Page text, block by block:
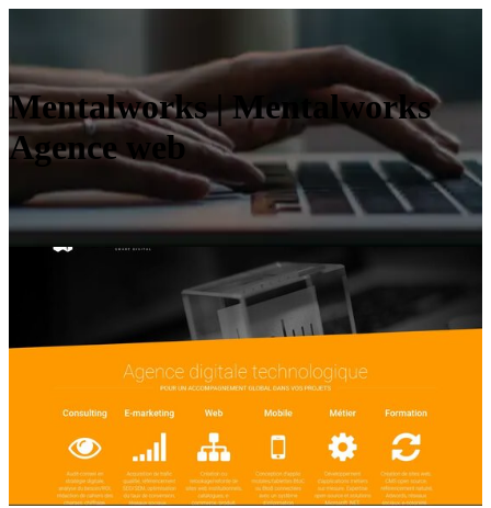
Mentalworks | Mentalworks
Agence web